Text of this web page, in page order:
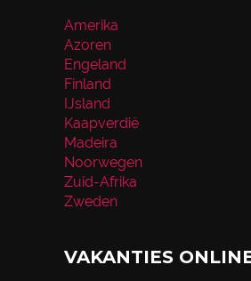
Amerika
Azoren
Engeland
Finland
IJsland
Kaapverdië
Madeira
Noorwegen
Zuid-Afrika
Zweden
VAKANTIES